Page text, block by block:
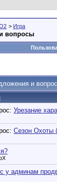
> Игра
вопросы
и
Урезание
Сезон Охоты
у админам